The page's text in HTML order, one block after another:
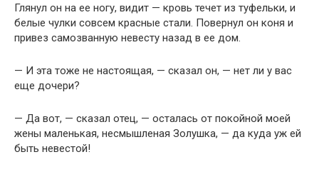
Глянул он на ее ногу, видит — кровь течет из туфельки, и
белые чулки совсем красные стали. Повернул он коня и
привез самозванную невесту назад в ее дом.
— И эта тоже не настоящая, — сказал он, — нет ли у вас
еще дочери?
— Да вот, — сказал отец, — осталась от покойной моей
жены маленькая, несмышленая Золушка, — да куда уж ей
быть невестой!